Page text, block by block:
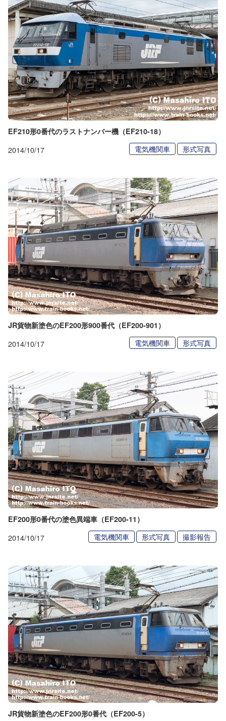
EF210形0番代のラストナンバー機（EF210-18）
2014/10/17 電気機関車 形式写真
JR貨物新塗色のEF200形900番代（EF200-901）
2014/10/17 電気機関車 形式写真
EF200形0番代の塗色異端車（EF200-11）
2014/10/17 電気機関車 形式写真 撮影報告
JR貨物新塗色のEF200形0番代（EF200-5）